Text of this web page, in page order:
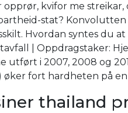
kvifor me
stat?
Hvordan syntes du
| Oppdragstaker:
i 2007, 2008 og
øker fort hardheten på
thailand